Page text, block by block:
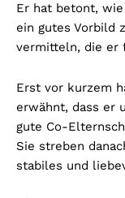
Er hat betont,
ein gutes Vorbild
vermitteln, die er
Erst vor kurzem
erwähnt, dass er
gute Co-
Sie streben
stabiles und